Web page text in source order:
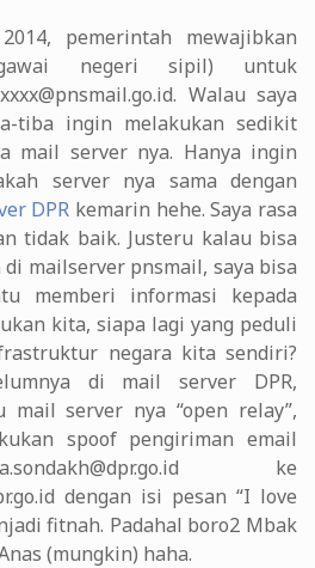
pemerintah mewajibkan
negeri sipil) untuk
Walau saya
tiba ingin melakukan sedikit
mail server nya. Hanya ingin
server nya sama dengan
DPR kemarin hehe. Saya rasa
tidak baik. Justeru kalau bisa
mailserver pnsmail, saya bisa
memberi informasi kepada
kita, siapa lagi yang peduli
negara kita sendiri?
di mail server DPR,
mail server nya “open relay”,
spoof pengiriman email
ke
dengan isi pesan “I love
fitnah. Padahal boro2 Mbak
(mungkin) haha.